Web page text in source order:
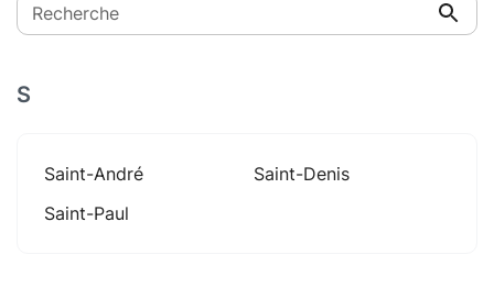
Recherche
S
Saint-André
Saint-Denis
Saint-Paul